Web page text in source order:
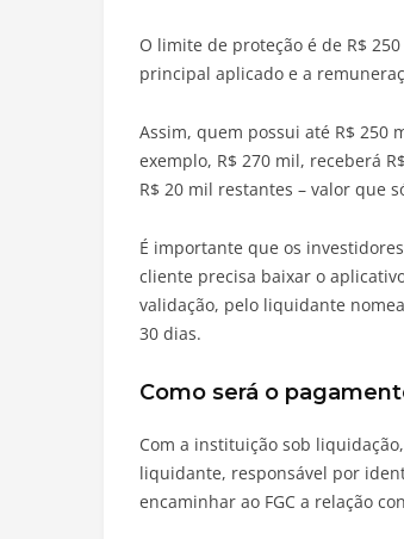
O limite de proteção é de R$
principal aplicado e a
Assim, quem possui até R$ 250
exemplo, R$ 270 mil, receberá
R$ 20 mil restantes – valor que
É importante que os
cliente precisa baixar o
validação, pelo liquidante
30 dias.
Como será o
Com a instituição sob
liquidante, responsável por
encaminhar ao FGC a relação